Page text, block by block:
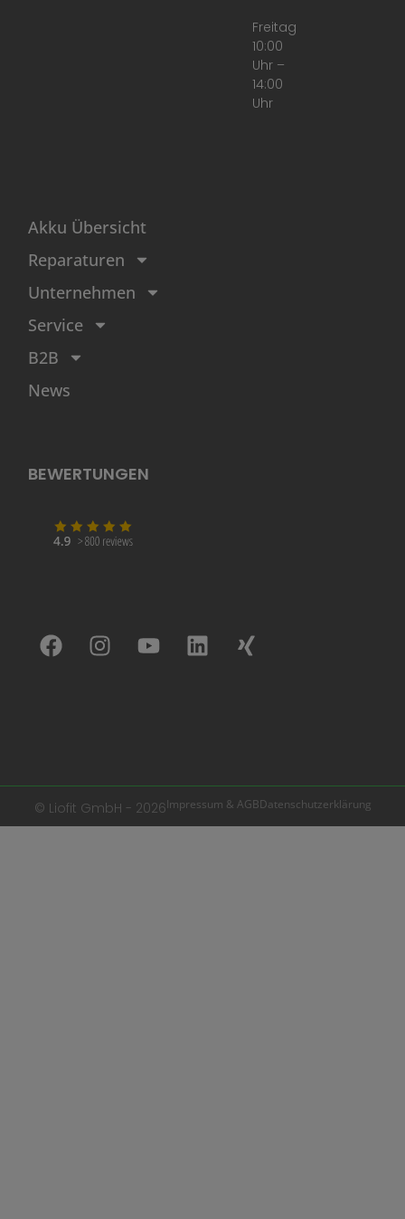
Freitag
10:00
Uhr –
14:00
Uhr
Akku Übersicht
Reparaturen
Unternehmen
Service
B2B
News
BEWERTUNGEN
© Liofit GmbH - 2026Impressum & AGBDatenschutzerklärung